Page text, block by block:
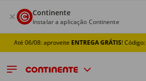
Continente
Instalar a aplicação Continente
Até 06/08: aproveiteENTREGA GRÁTIS! Código: